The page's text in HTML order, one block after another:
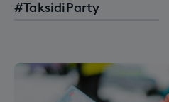
#TaksidiParty